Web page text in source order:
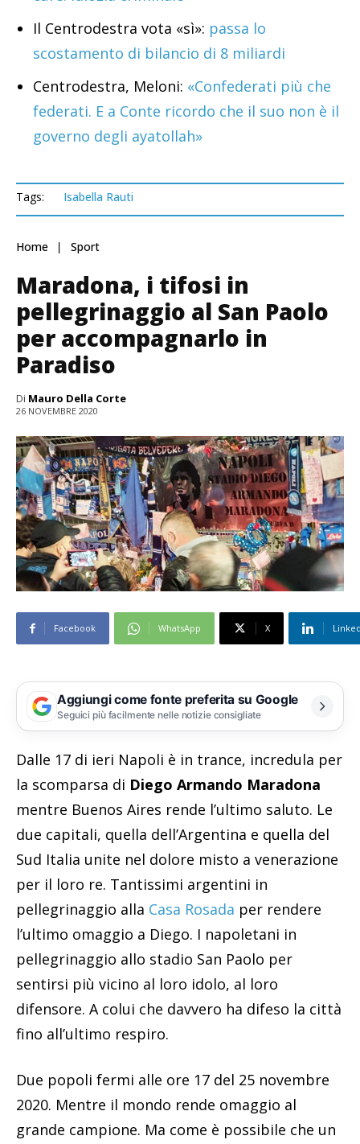
Il Centrodestra vota «sì»: passa lo
scostamento di bilancio di 8 miliardi
Centrodestra, Meloni: «Confederati più che
federati. E a Conte ricordo che il suo non è il
governo degli ayatollah»
Tags: Isabella Rauti
Home Sport
Maradona, i tifosi in
pellegrinaggio al San Paolo
per accompagnarlo in
Paradiso
Di Mauro Della Corte
26 NOVEMBRE 2020
Facebook WhatsApp X
Aggiungi come fonte preferita su Google
Seguici più facilmente nelle notizie consigliate
Dalle 17 di ieri Napoli è in trance, incredula per
la scomparsa di Diego Armando Maradona
mentre Buenos Aires rende l’ultimo saluto. Le
due capitali, quella dell’Argentina e quella del
Sud Italia unite nel dolore misto a venerazione
per il loro re. Tantissimi argentini in
pellegrinaggio alla Casa Rosada per rendere
l’ultimo omaggio a Diego. I napoletani in
pellegrinaggio allo stadio San Paolo per
sentirsi più vicino al loro idolo, al loro
difensore. A colui che davvero ha difeso la città
fino all’ultimo respiro.
Due popoli fermi alle ore 17 del 25 novembre
2020. Mentre il mondo rende omaggio al
grande campione. Ma come è possibile che un